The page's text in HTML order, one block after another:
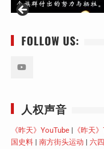
FOLLOW US:
人权声音
《昨天》YouTube| 《昨天
国史料| 南方街头运动 六